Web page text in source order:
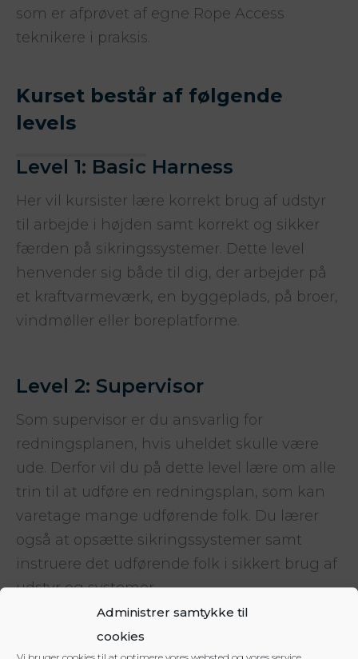
Administrer samtykke til
cookies
Vi bruger cookies til at optimere vores websted og vores service.
som er afprøvet af egne Rope Access
teknikere i praksis.
Kurset består af følgende
levels
Level 1: Basic Harness
Her vil kursister lære korrekt brug af udstyr
til arbejde i højden samt korrekt og sikker
færden på sikringssystemer. Dette level
henvender sig både til dig, der arbejder på
et kraftvarmeværk, en byggeplads, på broer,
vindmøller eller boreplatforme.
Level 2: Supervisor
Som supervisor er du ansvarlig for
redningsplanen, hvis uheldet skulle være
ude. Derfor vil du på dette level lære om alle
trin til at udføre en redningsplan, som kan
varetage mange udførende folk. Du lærer
også at opsætte sikringssystemer samt
instruere det udførende folk i sikkert brug af
udstyr og systemer.
Level 3: Manager